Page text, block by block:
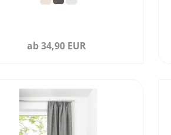
ab 34,90 EUR